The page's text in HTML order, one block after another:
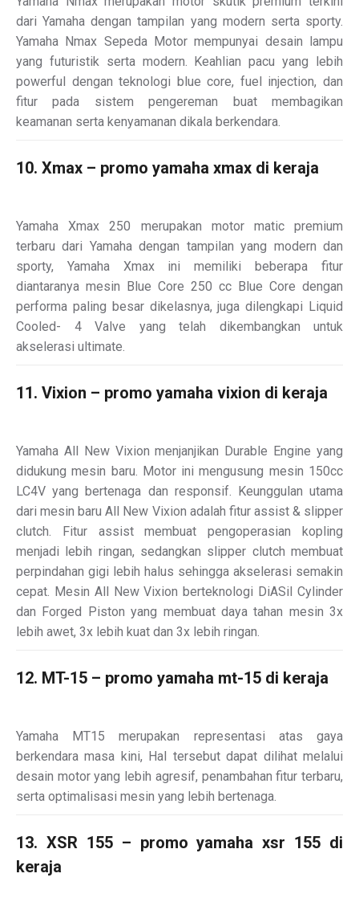
dari Yamaha dengan tampilan yang modern serta sporty.
Yamaha Nmax Sepeda Motor mempunyai desain lampu
yang futuristik serta modern. Keahlian pacu yang lebih
powerful dengan teknologi blue core, fuel injection, dan
fitur pada sistem pengereman buat membagikan
keamanan serta kenyamanan dikala berkendara.
10. Xmax – promo yamaha xmax di keraja
Yamaha Xmax 250 merupakan motor matic premium
terbaru dari Yamaha dengan tampilan yang modern dan
sporty, Yamaha Xmax ini memiliki beberapa fitur
diantaranya mesin Blue Core 250 cc Blue Core dengan
performa paling besar dikelasnya, juga dilengkapi Liquid
Cooled- 4 Valve yang telah dikembangkan untuk
akselerasi ultimate.
11. Vixion – promo yamaha vixion di keraja
Yamaha All New Vixion menjanjikan Durable Engine yang
didukung mesin baru. Motor ini mengusung mesin 150cc
LC4V yang bertenaga dan responsif. Keunggulan utama
dari mesin baru All New Vixion adalah fitur assist & slipper
clutch. Fitur assist membuat pengoperasian kopling
menjadi lebih ringan, sedangkan slipper clutch membuat
perpindahan gigi lebih halus sehingga akselerasi semakin
cepat. Mesin All New Vixion berteknologi DiASil Cylinder
dan Forged Piston yang membuat daya tahan mesin 3x
lebih awet, 3x lebih kuat dan 3x lebih ringan.
12. MT-15 – promo yamaha mt-15 di keraja
Yamaha MT15 merupakan representasi atas gaya
berkendara masa kini, Hal tersebut dapat dilihat melalui
desain motor yang lebih agresif, penambahan fitur terbaru,
serta optimalisasi mesin yang lebih bertenaga.
13. XSR 155 – promo yamaha xsr 155 di
keraja